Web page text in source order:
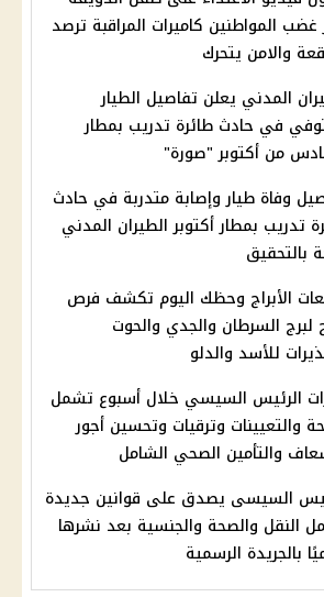
غضب المواطنين كاميرات المراقبة ترصد
والامن يتحرك
المدني يعلن تفاصيل الطيار
في حادث طائرة تدريب بمطار
من أكتوبر "صورة"
وفاة طيار وإصابة متدربة في حادث
تدريب بمطار أكتوبر الطيران المدني
بالتحقيق
الأبراج وحظك اليوم تكشف فرص
لبرج السرطان والجدي والحوت
للأسد والدلو
الرئيس السيسي خلال أسبوع تشمل
والتعيينات وترقيات وتحسين أجور
والتأمين الصحي الشامل
السيسى يصدق على قوانين جديدة
النقل والصحة والجنسية بعد نشرها
بالجريدة الرسمية